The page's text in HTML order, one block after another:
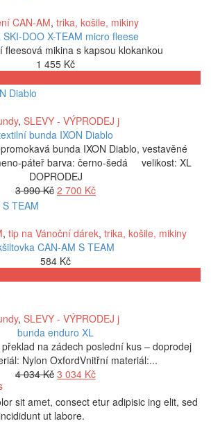
2
999 Kč.
1
999 Kč.
CAN-AM, trika, košile, mikiny
SKI-DOO X-TEAM micro fleese
fleesová mikina s kapsou klokankou
1 455 Kč
, SLEVY - VÝPRODEJ j
bunda IXON Diablo
bunda IXON Diablo, vestavěné
páteř barva: černo-šedá velikost: XL
DOPRODEJ
3 990Kč Původní
3
990 Kč.
2 700 KčAktuální
2
700 Kč.
, tip na Vánoční dárek, trika, košile, mikiny
CAN-AM S TEAM
584 Kč
, SLEVY - VÝPRODEJ j
bunda enduro XL
na zádech poslední kus – doprodej
Nylon OxfordVnitřní materiál:...
4 034Kč Původní
byla:
4
3 034 KčAktuální
je:
sit amet, consect etur adipisic ing elit, sed
ut labore.